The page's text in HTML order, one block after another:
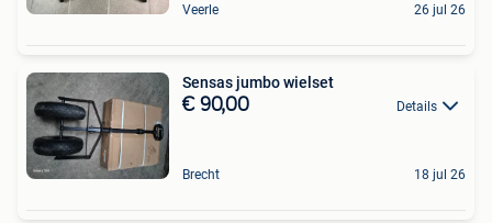
Veerle 26 jul 26
Sensas jumbo wielset
€ 90,00 Details
Brecht 18 jul 26